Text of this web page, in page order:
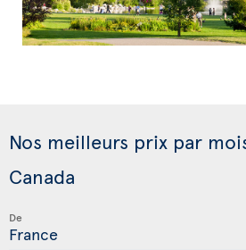
Nos meilleurs prix par
Canada
De